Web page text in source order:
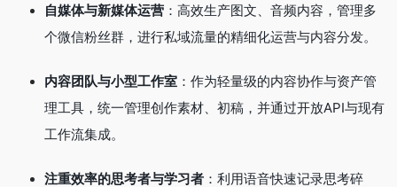
自媒体与新媒体运营 ：高效生产图文、音频内容，管理多
个微信粉丝群，进行私域流量的精细化运营与内容分发。
内容团队与小型工作室 ：作为轻量级的内容协作与资产管
理工具，统一管理创作素材、初稿，并通过开放API与现有
工作流集成。
注重效率的思考者与学习者 ：利用语音快速记录思考碎